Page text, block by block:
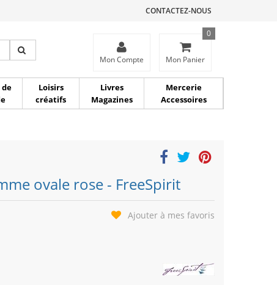
CONTACTEZ-NOUS
Mon Compte Mon Panier
0
de
Loisirs
créatifs
Livres
Magazines
Mercerie
Accessoires
ovale rose - FreeSpirit
Ajouter à mes favoris